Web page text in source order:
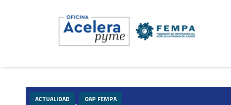
ACTUALIDAD OAP FEMPA